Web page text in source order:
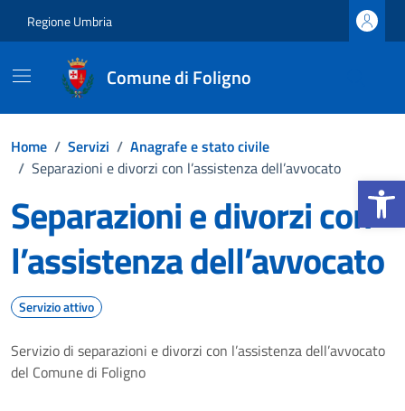
Apri la
Regione Umbria
Comune di Foligno
Home / Servizi / Anagrafe e stato civile
/ Separazioni e divorzi con l’assistenza dell’avvocato
Separazioni e divorzi con
l’assistenza dell’avvocato
Servizio attivo
Servizio di separazioni e divorzi con l’assistenza dell’avvocato
del Comune di Foligno